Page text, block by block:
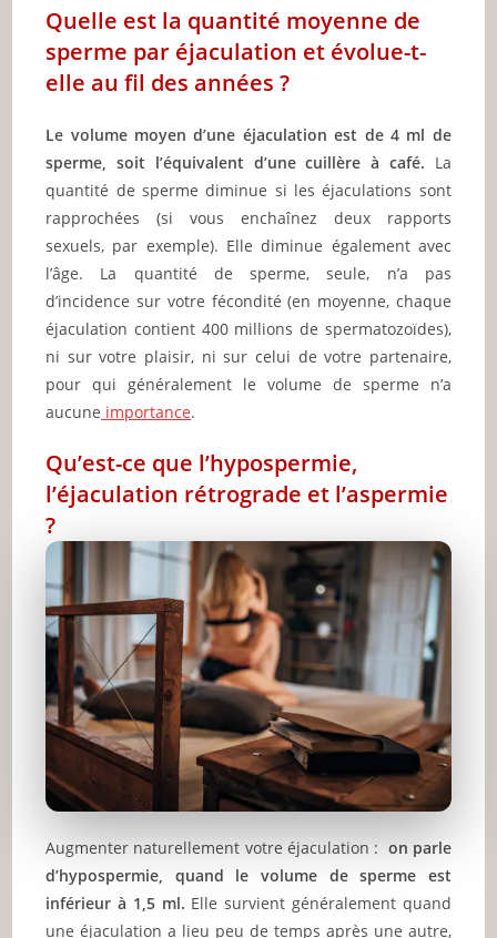
Quelle est la quantité moyenne de
sperme par éjaculation et évolue-t-
elle au fil des années ?
Le volume moyen d’une éjaculation est de 4 ml de
sperme, soit l’équivalent d’une cuillère à café. La
quantité de sperme diminue si les éjaculations sont
rapprochées (si vous enchaînez deux rapports
sexuels, par exemple). Elle diminue également avec
l’âge. La quantité de sperme, seule, n’a pas
d’incidence sur votre fécondité (en moyenne, chaque
éjaculation contient 400 millions de spermatozoïdes),
ni sur votre plaisir, ni sur celui de votre partenaire,
pour qui généralement le volume de sperme n’a
aucune importance.
Qu’est-ce que l’hypospermie,
l’éjaculation rétrograde et l’aspermie
?
Augmenter naturellement votre éjaculation : on parle
d’hypospermie, quand le volume de sperme est
inférieur à 1,5 ml. Elle survient généralement quand
une éjaculation a lieu peu de temps après une autre,